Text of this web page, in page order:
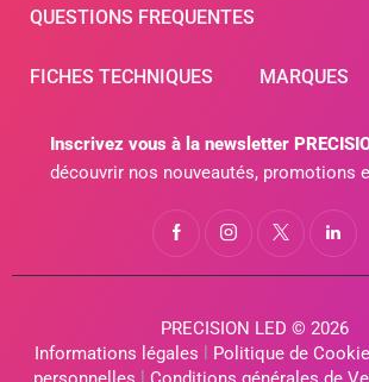
QUESTIONS FREQUENTES
FICHES TECHNIQUES MARQUES
Inscrivez vous à la newsletter
découvrir nos nouveautés, promotions
PRECISION LED © 2026
Informations légales
Politique de